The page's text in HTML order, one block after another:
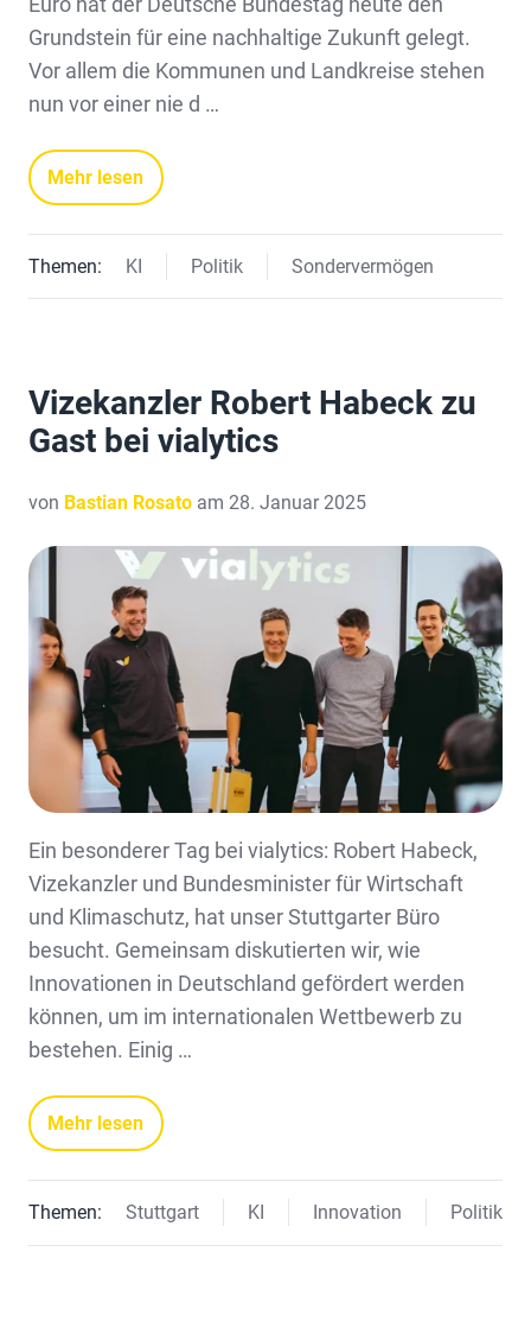
Grundstein für eine nachhaltige Zukunft gelegt.
Vor allem die Kommunen und Landkreise stehen
nun vor einer nie d …
Mehr lesen
Themen: KI Politik Sondervermögen
Vizekanzler Robert Habeck zu
Gast bei vialytics
von Bastian Rosato am 28. Januar 2025
Ein besonderer Tag bei vialytics: Robert Habeck,
Vizekanzler und Bundesminister für Wirtschaft
und Klimaschutz, hat unser Stuttgarter Büro
besucht. Gemeinsam diskutierten wir, wie
Innovationen in Deutschland gefördert werden
können, um im internationalen Wettbewerb zu
bestehen. Einig …
Mehr lesen
Themen: Stuttgart KI Innovation Politik